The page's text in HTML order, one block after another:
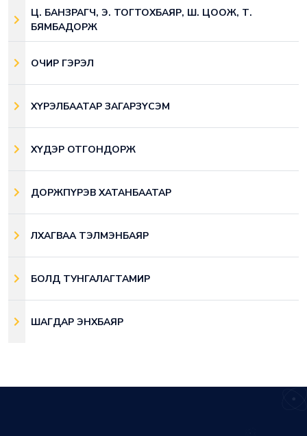
Ц. БАНЗРАГЧ, Э. ТОГТОХБАЯР, Ш. ЦООЖ, Т.
БЯМБАДОРЖ
ОЧИР ГЭРЭЛ
ХҮРЭЛБААТАР ЗАГАРЗҮСЭМ
ХҮДЭР ОТГОНДОРЖ
ДОРЖПҮРЭВ ХАТАНБААТАР
ЛХАГВАА ТЭЛМЭНБАЯР
БОЛД ТУНГАЛАГТАМИР
ШАГДАР ЭНХБАЯР